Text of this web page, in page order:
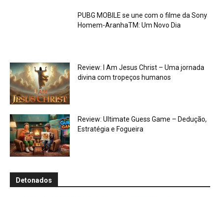
PUBG MOBILE se une com o filme da Sony
Homem-AranhaTM: Um Novo Dia
Review: I Am Jesus Christ – Uma jornada
divina com tropeços humanos
Review: Ultimate Guess Game – Dedução,
Estratégia e Fogueira
Detonados